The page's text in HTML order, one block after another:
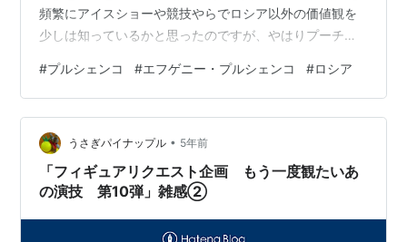
頻繁にアイスショーや競技やらでロシア以外の価値観を
少しは知っているかと思ったのですが、やはりプーチン
分が亡命をすることで各所に迷惑がかかることを考えて
いるのではないのかなと思ったりします。 侵攻当初から
亡命する意思を示さなかったし、彼のことだから国外に
いるスケーターが説得したとしても「ニェット！＝NO」
と反論しているのかもしれない。 プルシェンコが亡命・
招集拒否をすることはプーチンを裏切ることに…
#プルシェンコ #エフゲニー・プルシェンコ #ロシア
うさぎパイナップル • 5年前
「フィギュアリクエスト企画 もう一度観たいあ
の演技 第10弾」雑感②